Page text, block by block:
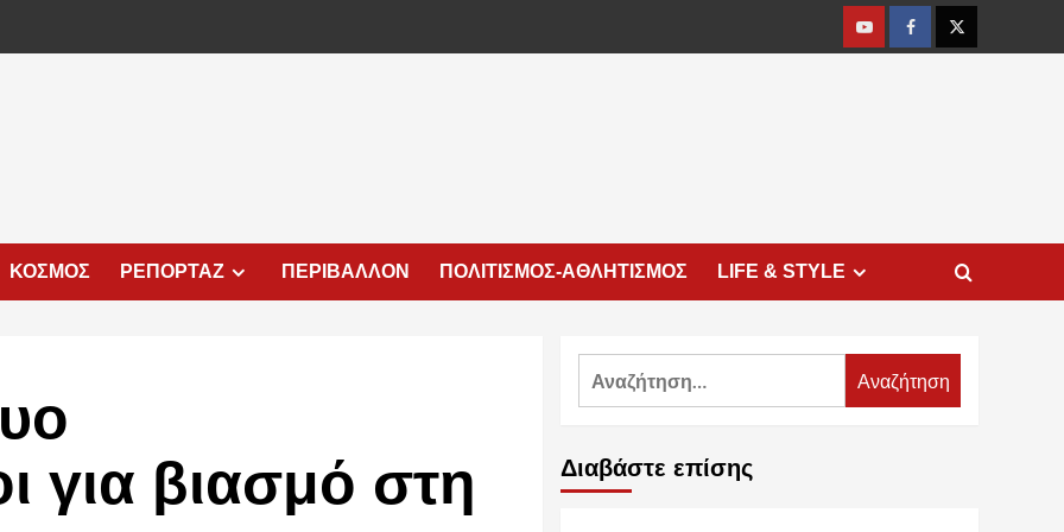
YoutubeFacebookTwitter
ΚΟΣΜΟΣ ΡΕΠΟΡΤΑΖ ΠΕΡΙΒΑΛΛΟΝ ΠΟΛΙΤΙΣΜΟΣ-ΑΘΛΗΤΙΣΜΟΣ LIFE & STYLE
για βιασμό στη
Αναζήτηση
Διαβάστε επίσης